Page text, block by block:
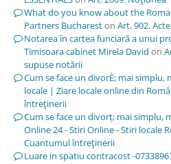
What do you know about the
Partners Buchareston Art. 902.
Notarea în cartea funciară a unui
Timisoara cabinet Mirela David on
supuse notării
Cum se face un divorÈ; mai simplu,
locale | Ziare locale online din
întreţinerii
Cum se face un divorț; mai simplu,
Online 24 - Stiri Online - Stiri locale
Cuantumul întreţinerii
Luare in spatiu contracost -